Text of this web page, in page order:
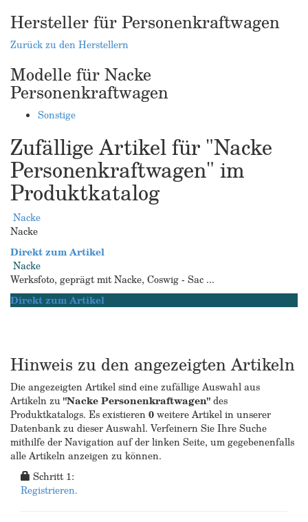
Hersteller für Personenkraftwagen
Zurück zu den Herstellern
Modelle für Nacke
Personenkraftwagen
Sonstige
Zufällige Artikel für "Nacke
Personenkraftwagen" im
Produktkatalog
Nacke
Nacke
Direkt zum Artikel
Nacke
Werksfoto, geprägt mit Nacke, Coswig - Sac ...
Direkt zum Artikel
Hinweis zu den angezeigten Artikeln
Die angezeigten Artikel sind eine zufällige Auswahl aus
Artikeln zu"Nacke Personenkraftwagen"des
Produktkatalogs. Es existieren0weitere Artikel in unserer
Datenbank zu dieser Auswahl. Verfeinern Sie Ihre Suche
mithilfe der Navigation auf der linken Seite, um gegebenenfalls
alle Artikeln anzeigen zu können.
Schritt 1:
Registrieren.